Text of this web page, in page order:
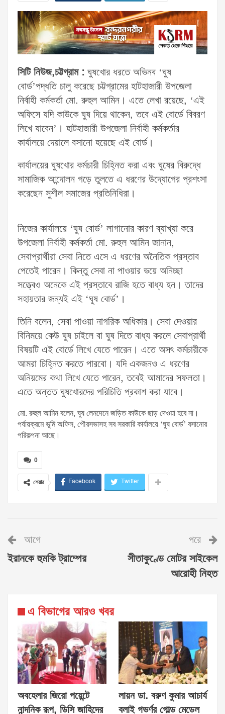
সিটি নিউজ,চট্টগ্রাম : ঘুষখোর ধরতে অভিনব ‘ঘুষ
বোর্ড’পদ্ধতি চালু করেছে চট্টগ্রামের হাটহাজারী উপজেলা
নির্বাহী কর্মকর্তা মো. রুহুল আমিন। এতে লেখা রয়েছে, ‘এই
অফিসে যদি কাউকে ঘুষ দিয়ে থাকেন, তবে এই বোর্ডে বিবরণ
লিখে যাবেন’। হাটহাজারী উপজেলা নির্বাহী কর্মকর্তার
কার্যালয়ে দেয়ালে বসানো হয়েছে এই বোর্ড।
কার্যালয়ের ঘুষখোর কর্মচারী চিহ্নিত করা এবং ঘুষের বিরুদ্ধে
সামাজিক আন্দোলন গড়ে তুলতে এ ধরণের উদ্যোগের প্রশংসা
করেছেন সুশীল সমাজের প্রতিনিধিরা।
নিজের কার্যালয়ে ‘ঘুষ বোর্ড’ লাগানোর কারণ ব্যাখ্যা করে
উপজেলা নির্বাহী কর্মকর্তা মো. রুহুল আমিন জানান,
সেবাপ্রার্থীরা সেবা নিতে এসে এ ধরণের অনৈতিক প্রস্তাব
পেতেই পারেন। কিন্তু সেবা না পাওয়ার ভয়ে অনিচ্ছা
সত্ত্বেও অনেকে এই প্রস্তাবে রাজি হতে বাধ্য হন। তাদের
সহায়তার জন্যই এই ‘ঘুষ বোর্ড’।
তিনি বলেন, সেবা পাওয়া নাগরিক অধিকার। সেবা দেওয়ার
বিনিময়ে কেউ ঘুষ চাইলে বা ঘুষ দিতে বাধ্য করলে সেবাপ্রার্থী
বিষয়টি এই বোর্ডে লিখে যেতে পারেন। এতে অসৎ কর্মচারীকে
আমরা চিহ্নিত করতে পারবো। যদি একজনও এ ধরণের
অনিয়মের কথা লিখে যেতে পারেন, তবেই আমাদের সফলতা।
এতে অন্তত ঘুষখোরদের পরিচিতি প্রকাশ করা যাবে।
মো. রুহুল আমিন বলেন, ঘুষ লেনদেনে জড়িত কাউকে ছাড় দেওয়া হবে না।
পর্যায়ক্রমে ভূমি অফিস, পৌরসভাসহ সব সরকারি কার্যালয়ে ‘ঘুষ বোর্ড’ বসানোর
পরিকল্পনা আছে।
0
শেয়ার Facebook Twitter
আগে
ইরানকে হুমকি ট্রাম্পের
পরে
সীতাকুণ্ডে মোটর সাইকেল
আরোহী নিহত
এ বিভাগের আরও খবর
অবহেলার জিরো পয়েন্টে
নান্দনিক রূপ, ডিসি জাহিদের
লায়ন ডা. বরুণ কুমার আচার্য
বলাই গভর্ণর গোল্ড মেডেল